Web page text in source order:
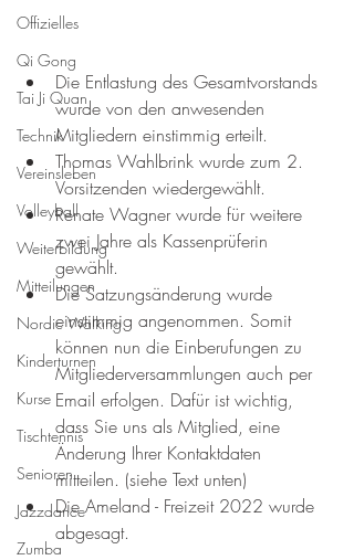
Offizielles
Qi Gong
Tai Ji Quan
Technik
Vereinsleben
Volleyball
Weiterbildung
Mitteilungen
Nordic Walking
Kinderturnen
Kurse
Tischtennis
Senioren
Jazzdance
Zumba
Die Entlastung des Gesamtvorstands
wurde von den anwesenden
Mitgliedern einstimmig erteilt.
Thomas Wahlbrink wurde zum 2.
Vorsitzenden wiedergewählt.
Renate Wagner wurde für weitere
zwei Jahre als Kassenprüferin
gewählt.
Die Satzungsänderung wurde
einstimmig angenommen. Somit
können nun die Einberufungen zu
Mitgliederversammlungen auch per
Email erfolgen. Dafür ist wichtig,
dass Sie uns als Mitglied, eine
Änderung Ihrer Kontaktdaten
mitteilen. (siehe Text unten)
Die Ameland - Freizeit 2022 wurde
abgesagt.